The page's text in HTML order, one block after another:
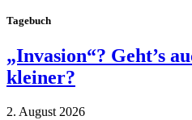
Tagebuch
„Invasion“? Geht’s
kleiner?
2. August 2026